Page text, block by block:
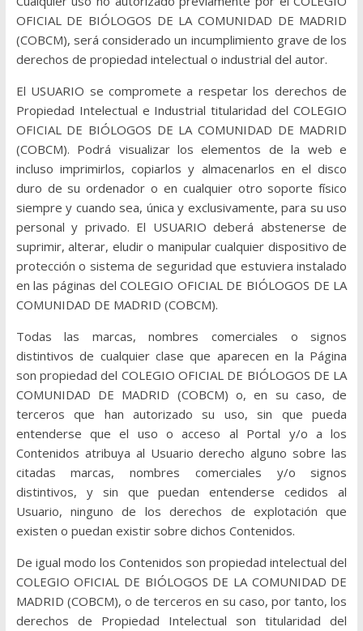
OFICIAL DE BIÓLOGOS DE LA COMUNIDAD DE MADRID
(COBCM), será considerado un incumplimiento grave de los
derechos de propiedad intelectual o industrial del autor.
El USUARIO se compromete a respetar los derechos de
Propiedad Intelectual e Industrial titularidad del COLEGIO
OFICIAL DE BIÓLOGOS DE LA COMUNIDAD DE MADRID
(COBCM). Podrá visualizar los elementos de la web e
incluso imprimirlos, copiarlos y almacenarlos en el disco
duro de su ordenador o en cualquier otro soporte físico
siempre y cuando sea, única y exclusivamente, para su uso
personal y privado. El USUARIO deberá abstenerse de
suprimir, alterar, eludir o manipular cualquier dispositivo de
protección o sistema de seguridad que estuviera instalado
en las páginas del COLEGIO OFICIAL DE BIÓLOGOS DE LA
COMUNIDAD DE MADRID (COBCM).
Todas las marcas, nombres comerciales o signos
distintivos de cualquier clase que aparecen en la Página
son propiedad del COLEGIO OFICIAL DE BIÓLOGOS DE LA
COMUNIDAD DE MADRID (COBCM) o, en su caso, de
terceros que han autorizado su uso, sin que pueda
entenderse que el uso o acceso al Portal y/o a los
Contenidos atribuya al Usuario derecho alguno sobre las
citadas marcas, nombres comerciales y/o signos
distintivos, y sin que puedan entenderse cedidos al
Usuario, ninguno de los derechos de explotación que
existen o puedan existir sobre dichos Contenidos.
De igual modo los Contenidos son propiedad intelectual del
COLEGIO OFICIAL DE BIÓLOGOS DE LA COMUNIDAD DE
MADRID (COBCM), o de terceros en su caso, por tanto, los
derechos de Propiedad Intelectual son titularidad del